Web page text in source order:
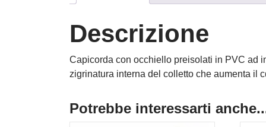
Descrizione
Capicorda con occhiello preisolati in PVC ad
zigrinatura interna del colletto che aumenta il
Potrebbe interessarti